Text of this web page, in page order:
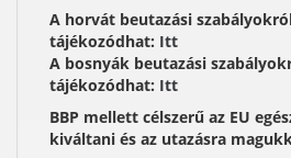
A horvát beutazási
tájékozódhat: Itt
A bosnyák beutazási
tájékozódhat: Itt
BBP mellett célszerű az EU
kiváltani és az utazásra